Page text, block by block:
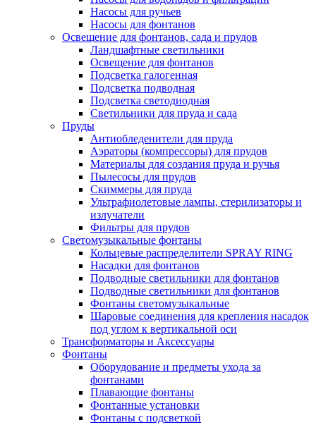
Насосы для ручьев
Насосы для фонтанов
Освещение для фонтанов, сада и прудов
Ландшафтные светильники
Освещение для фонтанов
Подсветка галогенная
Подсветка подводная
Подсветка светодиодная
Светильники для пруда и сада
Пруды
Антиобледенители для пруда
Аэраторы (компрессоры) для прудов
Материалы для создания пруда и ручья
Пылесосы для прудов
Скиммеры для пруда
Ультрафиолетовые лампы, стерилизаторы и
излучатели
Фильтры для прудов
Светомузыкальные фонтаны
Кольцевые распределители SPRAY RING
Насадки для фонтанов
Подводные светильники для фонтанов
Подводные светильники для фонтанов
Фонтаны светомузыкальные
Шаровые соединения для крепления насадок
под углом к вертикальной оси
Трансформаторы и Аксессуары
Фонтаны
Оборудование и предметы ухода за
фонтанами
Плавающие фонтаны
Фонтанные установки
Фонтаны с подсветкой